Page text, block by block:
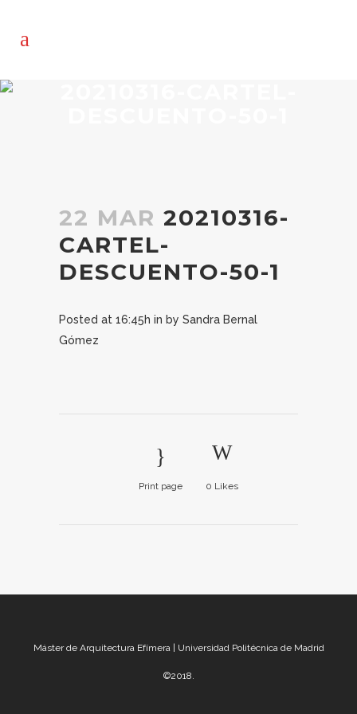
22 MAR 20210316-
CARTEL-
DESCUENTO-50-1
Posted at 16:45h in by Sandra Bernal
Gómez
Print page 0 Likes
Máster de Arquitectura Efímera | Universidad Politécnica de Madrid
©2018.